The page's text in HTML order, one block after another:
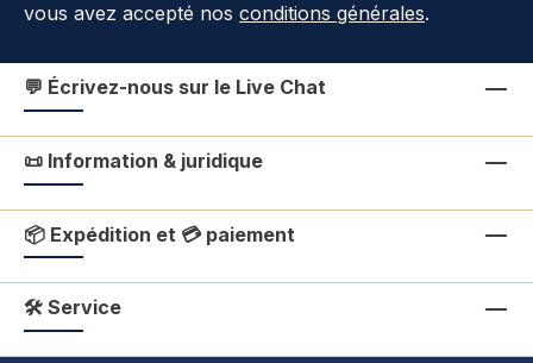
vous avez accepté nos conditions générales.
💬 Écrivez-nous sur le Live Chat
📜 Information & juridique
📦 Expédition et 💳 paiement
🛠 Service